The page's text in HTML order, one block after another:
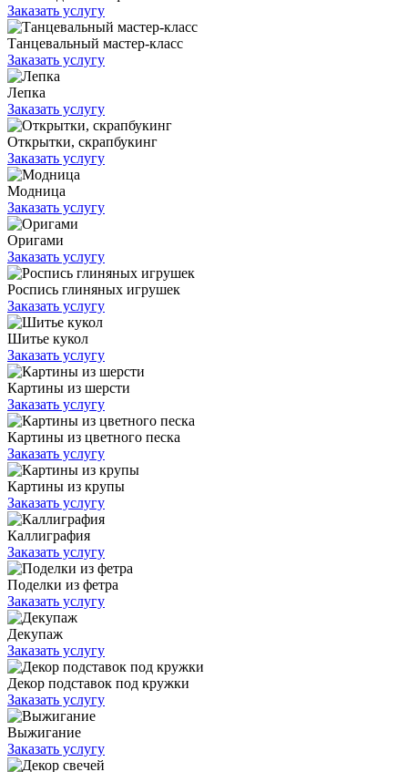
Заказать услугу
Танцевальный мастер-класс
Заказать услугу
Лепка
Заказать услугу
Открытки, скрапбукинг
Заказать услугу
Модница
Заказать услугу
Оригами
Заказать услугу
Роспись глиняных игрушек
Заказать услугу
Шитье кукол
Заказать услугу
Картины из шерсти
Заказать услугу
Картины из цветного песка
Заказать услугу
Картины из крупы
Заказать услугу
Каллиграфия
Заказать услугу
Поделки из фетра
Заказать услугу
Декупаж
Заказать услугу
Декор подставок под кружки
Заказать услугу
Выжигание
Заказать услугу